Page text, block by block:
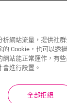
著散發高雅光
時，我們承諾
我們各式各樣的
網站流量，提供社
Cookie，也可以透
站能正常運作，有
進行設置。
全部拒絕